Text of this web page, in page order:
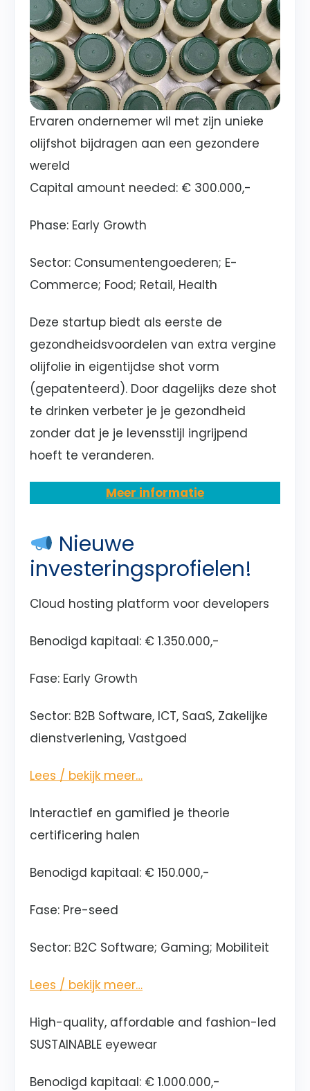
Ervaren ondernemer wil met zijn unieke
olijfshot bijdragen aan een gezondere
wereld
Capital amount needed: € 300.000,-
Phase: Early Growth
Sector: Consumentengoederen; E-
Commerce; Food; Retail, Health
Deze startup biedt als eerste de
gezondheidsvoordelen van extra vergine
olijfolie in eigentijdse shot vorm
(gepatenteerd). Door dagelijks deze shot
te drinken verbeter je je gezondheid
zonder dat je je levensstijl ingrijpend
hoeft te veranderen.
Meer informatie
Nieuwe
investeringsprofielen!
Cloud hosting platform voor developers
Benodigd kapitaal: € 1.350.000,-
Fase: Early Growth
Sector: B2B Software, ICT, SaaS, Zakelijke
dienstverlening, Vastgoed
Lees / bekijk meer…
Interactief en gamified je theorie
certificering halen
Benodigd kapitaal: € 150.000,-
Fase: Pre-seed
Sector: B2C Software; Gaming; Mobiliteit
Lees / bekijk meer…
High-quality, affordable and fashion-led
SUSTAINABLE eyewear
Benodigd kapitaal: € 1.000.000,-